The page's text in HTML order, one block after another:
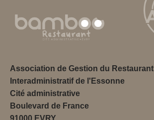
Association de Gestion du Restaurant
Interadministratif de l'Essonne
Cité administrative
Boulevard de France
91000 EVRY